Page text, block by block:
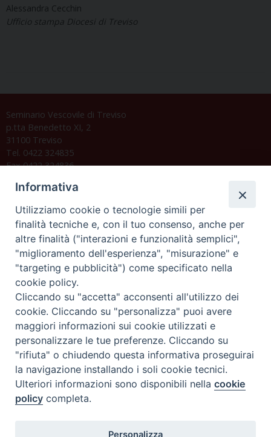
Alessandra Cecchin
Ufficio stampa Diocesi di Treviso
Seminario Vescovile di Treviso
p.tta Benedetto XI, 2
31100 Treviso
Tel. 0422 324835
Fax 0422 324836
C.F. 94004060268
Orario di segreteria
Lunedì 17.30-19.30
Martedì 17.30-19.30
Mercoledì 17.30-19.30
Giovedì 17.30-19.30
Venerdì chiuso
Sabato 9.30-11.30
Privacy e sicurezza
Informativa
Utilizziamo cookie o tecnologie simili per
finalità tecniche e, con il tuo consenso, anche per
altre finalità ("interazioni e funzionalità semplici",
"miglioramento dell'esperienza", "misurazione" e
"targeting e pubblicità") come specificato nella
cookie policy.
Cliccando su "accetta" acconsenti all'utilizzo dei
cookie. Cliccando su "personalizza" puoi avere
maggiori informazioni sui cookie utilizzati e
personalizzare le tue preferenze. Cliccando su
"rifiuta" o chiudendo questa informativa proseguirai
la navigazione installando i soli cookie tecnici.
Ulteriori informazioni sono disponibili nellacookie
policy completa.
Personalizza